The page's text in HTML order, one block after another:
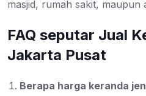
masjid, rumah sakit, maupun
FAQ seputar Jual
Jakarta Pusat
Berapa harga keranda